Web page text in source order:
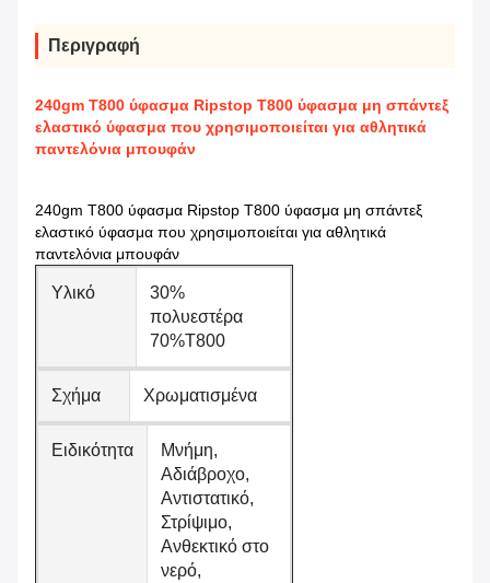
Περιγραφή
240gm T800 ύφασμα Ripstop T800 ύφασμα μη σπάντεξ
ελαστικό ύφασμα που χρησιμοποιείται για αθλητικά
παντελόνια μπουφάν
240gm T800 ύφασμα Ripstop T800 ύφασμα μη σπάντεξ
ελαστικό ύφασμα που χρησιμοποιείται για αθλητικά
παντελόνια μπουφάν
Υλικό
30%
πολυεστέρα
70%T800
Σχήμα Χρωματισμένα
Ειδικότητα
Μνήμη,
Αδιάβροχο,
Αντιστατικό,
Στρίψιμο,
Ανθεκτικό στο
νερό,